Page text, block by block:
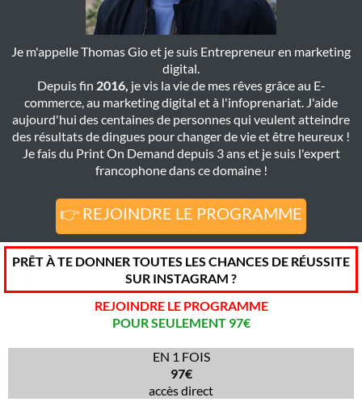
Je m'appelle Thomas Gio et je suis Entrepreneur en marketing
digital.
Depuis fin 2016, je vis la vie de mes rêves grâce au E-
commerce, au marketing digital et à l'infoprenariat. J'aide
aujourd'hui des centaines de personnes qui veulent atteindre
des résultats de dingues pour changer de vie et être heureux !
Je fais du Print On Demand depuis 3 ans et je suis l'expert
francophone dans ce domaine !
👉 REJOINDRE LE PROGRAMME
PRÊT À TE DONNER TOUTES LES CHANCES DE RÉUSSITE
SUR INSTAGRAM ?
REJOINDRE LE PROGRAMME
POUR SEULEMENT 97€
EN 1 FOIS
97€
accès direct